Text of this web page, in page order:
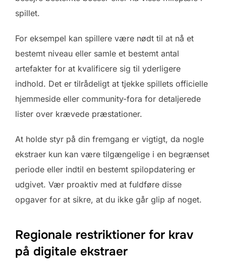
spillet.
For eksempel kan spillere være nødt til at nå et
bestemt niveau eller samle et bestemt antal
artefakter for at kvalificere sig til yderligere
indhold. Det er tilrådeligt at tjekke spillets officielle
hjemmeside eller community-fora for detaljerede
lister over krævede præstationer.
At holde styr på din fremgang er vigtigt, da nogle
ekstraer kun kan være tilgængelige i en begrænset
periode eller indtil en bestemt spilopdatering er
udgivet. Vær proaktiv med at fuldføre disse
opgaver for at sikre, at du ikke går glip af noget.
Regionale restriktioner for krav
på digitale ekstraer